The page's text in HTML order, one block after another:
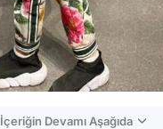
İçeriğin Devamı Aşağıda